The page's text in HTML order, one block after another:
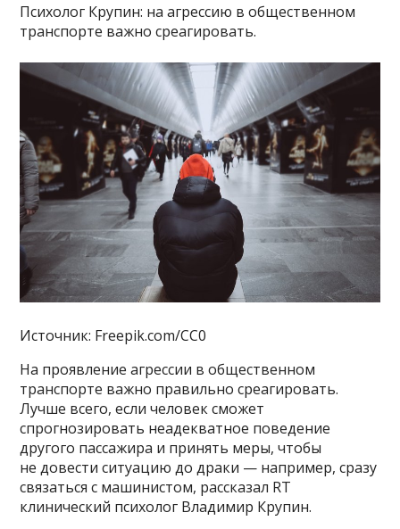
Психолог Крупин: на агрессию в общественном
транспорте важно среагировать.
Источник: Freepik.com/CC0
На проявление агрессии в общественном
транспорте важно правильно среагировать.
Лучше всего, если человек сможет
спрогнозировать неадекватное поведение
другого пассажира и принять меры, чтобы
не довести ситуацию до драки — например, сразу
связаться с машинистом, рассказал RT
клинический психолог Владимир Крупин.